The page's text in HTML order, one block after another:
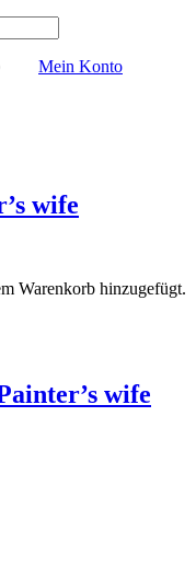
Mein Konto
Warenkorb hinzugefügt.
wife
wife